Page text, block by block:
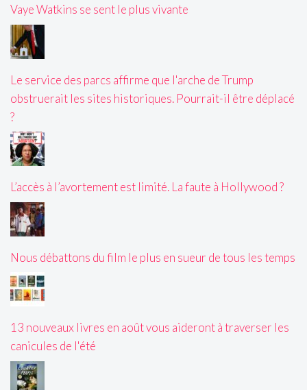
Vaye Watkins se sent le plus vivante
Le service des parcs affirme que l'arche de Trump
obstruerait les sites historiques. Pourrait-il être déplacé
?
L’accès à l’avortement est limité. La faute à Hollywood ?
Nous débattons du film le plus en sueur de tous les temps
13 nouveaux livres en août vous aideront à traverser les
canicules de l'été